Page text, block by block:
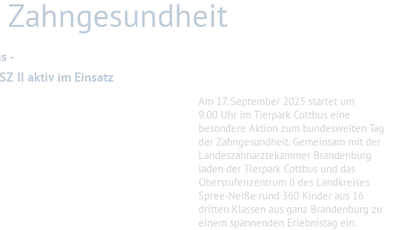
Zahngesundheit
-
II aktiv im Einsatz
Am 17. September 2025 startet um
9.00 Uhr im Tierpark Cottbus eine
besondere Aktion zum bundesweiten Tag
der Zahngesundheit. Gemeinsam mit der
Landeszahnärztekammer Brandenburg
laden der Tierpark Cottbus und das
Oberstufenzentrum II des Landkreises
Spree-Neiße rund 360 Kinder aus 16
dritten Klassen aus ganz Brandenburg zu
einem spannenden Erlebnistag ein.